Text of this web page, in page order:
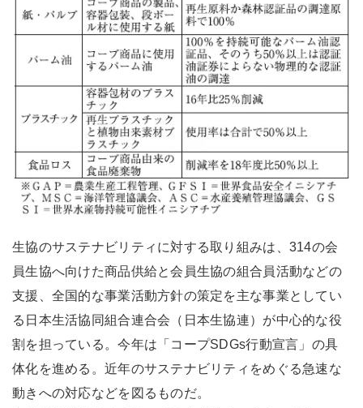
生協のサステナビリティに対する取り組みは、314の会
員生協へ向けた商品供給と会員生協の組合員活動などの
支援、全国的な事業活動方針の策定を主な事業としてい
る日本生活協同組合連合会（日本生協連）が中心的な役
割を担っている。今年は「コープSDGs行動宣言」の具
体化を進める。近年のサステナビリティをめぐる急速な
動きへの対応などを図るものだ。